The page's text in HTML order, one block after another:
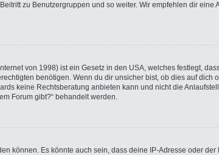
zu Benutzergruppen und so weiter. Wir empfehlen dir eine
von 1998) ist ein Gesetz in den USA, welches festlegt,
benötigen. Wenn du dir unsicher bist, ob dies auf dich
keine Rechtsberatung anbieten kann und nicht die
Forum gibt?“ behandelt werden.
können. Es könnte auch sein, dass deine IP-Adresse oder der